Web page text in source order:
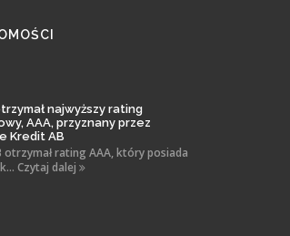
najwyższy rating
AAA, przyznany przez
Kredit AB
otrzymał rating AAA, który posiada
Czytaj dalej